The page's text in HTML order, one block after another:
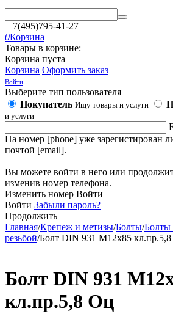
+7(495)795-41-27
0Корзина
Товары в корзине:
Корзина пуста
Корзина Оформить заказ
Войти
Выберите тип пользователя
Покупатель Ищу товары и услуги
и услуги
На номер [phone] уже зарегистирован
почтой [email].
Вы можете войти в него или
изменив номер телефона.
Изменить номер Войти
Войти Забыли пароль?
Продолжить
Главная/Крепеж и метизы/Болты/Болты
резьбой/Болт DIN 931 М12х85
Болт DIN 931
кл.пр.5,8 Оц